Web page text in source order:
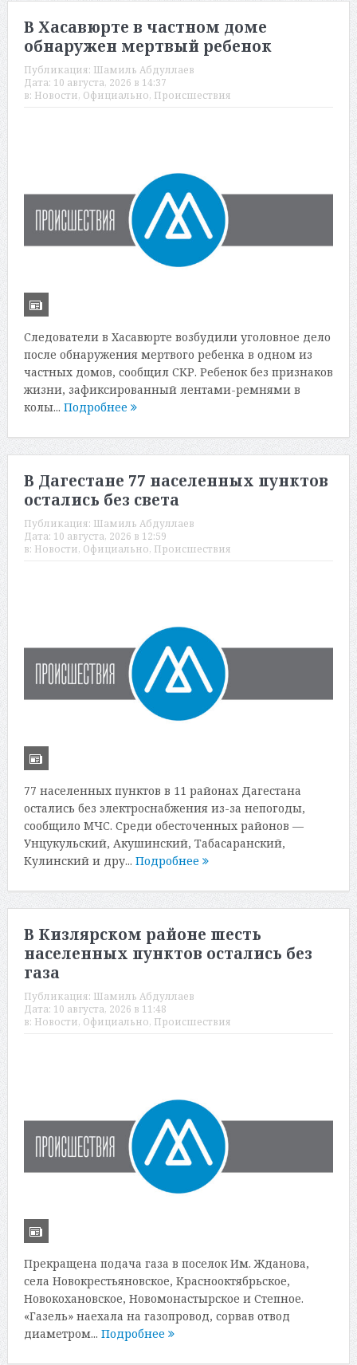
В Хасавюрте в частном доме
обнаружен мертвый ребенок
Публикация: Шамиль Абдуллаев
Дата: 10 августа, 2026 в 14:37
в: Новости, Официально, Происшествия
Следователи в Хасавюрте возбудили уголовное дело
после обнаружения мертвого ребенка в одном из
частных домов, сообщил СКР. Ребенок без признаков
жизни, зафиксированный лентами-ремнями в
колы... Подробнее
В Дагестане 77 населенных пунктов
остались без света
Публикация: Шамиль Абдуллаев
Дата: 10 августа, 2026 в 12:59
в: Новости, Официально, Происшествия
77 населенных пунктов в 11 районах Дагестана
остались без электроснабжения из-за непогоды,
сообщило МЧС. Среди обесточенных районов —
Унцукульский, Акушинский, Табасаранский,
Кулинский и дру... Подробнее
В Кизлярском районе шесть
населенных пунктов остались без
газа
Публикация: Шамиль Абдуллаев
Дата: 10 августа, 2026 в 11:48
в: Новости, Официально, Происшествия
Прекращена подача газа в поселок Им. Жданова,
села Новокрестьяновское, Краснооктябрьское,
Новокохановское, Новомонастырское и Степное.
«Газель» наехала на газопровод, сорвав отвод
диаметром... Подробнее